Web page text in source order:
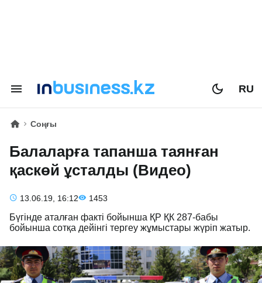
RU
Соңғы
Балаларға тапанша таянған
қаскөй ұсталды (Видео)
13.06.19, 16:12 1453
Бүгінде аталған факті бойынша ҚР ҚК 287-бабы
бойынша сотқа дейінгі тергеу жұмыстары жүріп жатыр.